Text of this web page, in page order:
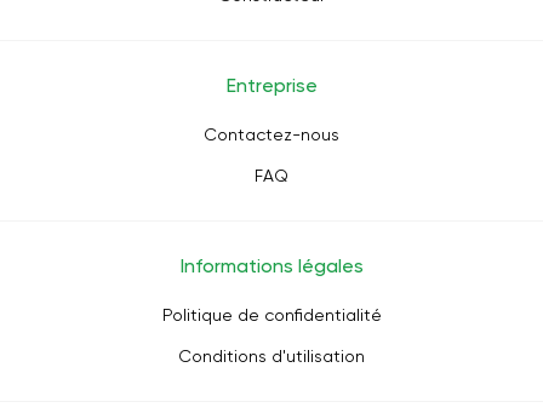
Entreprise
Contactez-nous
FAQ
Informations légales
Politique de confidentialité
Conditions d'utilisation